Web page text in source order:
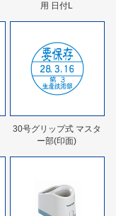
用 日付L
30号グリップ式 マスタ
ー部(印面)